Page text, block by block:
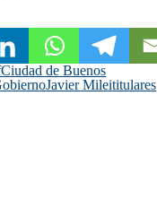
Ciudad de Buenos
Javier Mileititulares